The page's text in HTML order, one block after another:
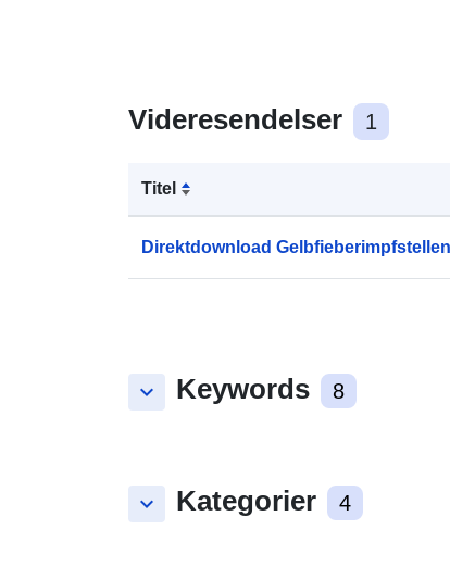
Videresendelser 1
Titel
Direktdownload Gelbfieberimpfstellen
keyboard_arrow_down Keywords 8
keyboard_arrow_down Kategorier 4